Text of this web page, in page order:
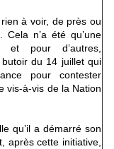
à voir, de près ou
n’a été qu’une
et pour d’autres,
du 14 juillet qui
pour contester
vis-à-vis de la Nation
qu’il a démarré son
après cette initiative,